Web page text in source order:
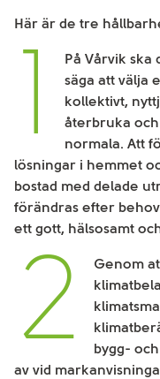
Här är de tre
1
På Vårvik
säga att välja
kollektivt,
återbruka
normala. Att
lösningar i hemmet
bostad med delade
förändras efter
ett gott, hälsosamt
2
Genom
bygg-
av vid